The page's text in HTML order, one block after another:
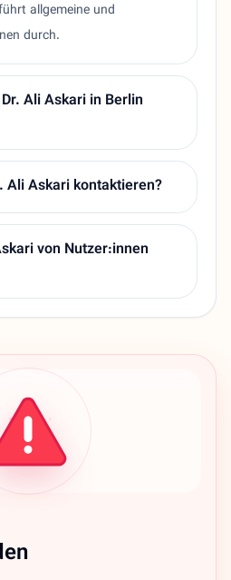
allgemeine und
durch.
Ali Askari in Berlin
Ali Askari kontaktieren?
von Nutzer:innen